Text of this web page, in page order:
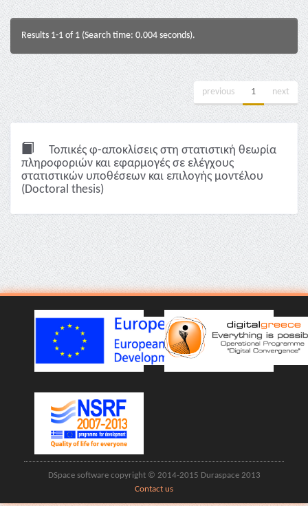
Results 1-1 of 1 (Search time: 0.004 seconds).
previous 1 next
Τοπικές φ-αποκλίσεις στη στατιστική θεωρία
πληροφοριών και εφαρμογές σε ελέγχους
στατιστικών υποθέσεων και επιλογής μοντέλου
(Doctoral thesis)
DSpace software copyright © 2014-2015 Duraspace 2013
Contact us